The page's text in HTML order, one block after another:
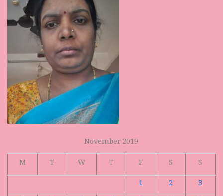
November 2019
M
T W T F S
S
1
2
3